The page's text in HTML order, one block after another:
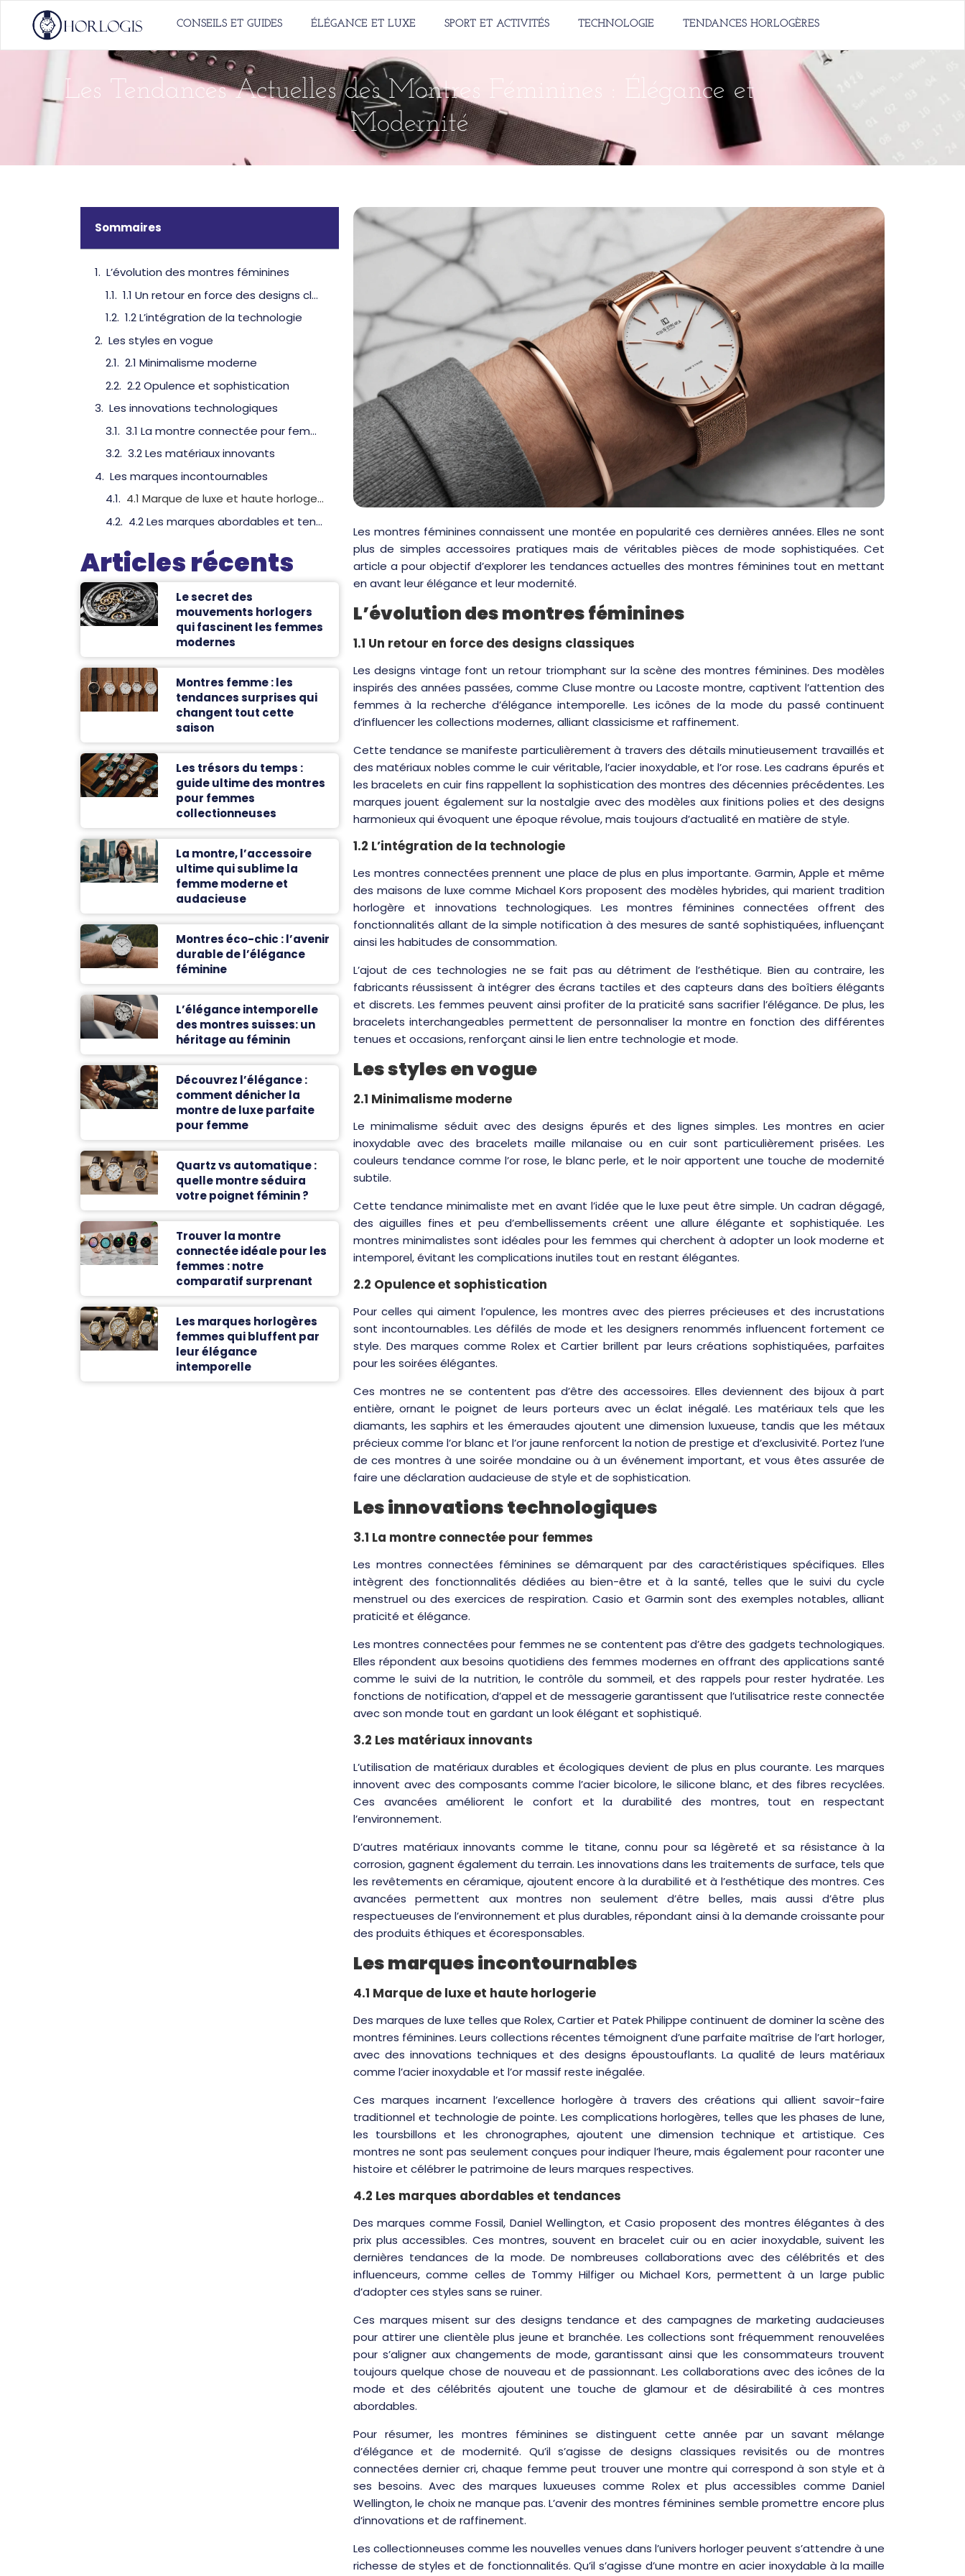
CONSEILS ET GUIDES ÉLÉGANCE ET LUXE SPORT ET ACTIVITÉS TECHNOLOGIE TENDANCES HORLOGÈRES
Les Tendances Actuelles des Montres Féminines : Élégance et
Modernité
Sommaires
L’évolution des montres féminines
1.1 Un retour en force des designs classiques
1.2 L’intégration de la technologie
Les styles en vogue
2.1 Minimalisme moderne
2.2 Opulence et sophistication
Les innovations technologiques
3.1 La montre connectée pour femmes
3.2 Les matériaux innovants
Les marques incontournables
4.1 Marque de luxe et haute horlogerie
4.2 Les marques abordables et tendances
Articles récents
Le secret des
mouvements horlogers
qui fascinent les femmes
modernes
Montres femme : les
tendances surprises qui
changent tout cette
saison
Les trésors du temps :
guide ultime des montres
pour femmes
collectionneuses
La montre, l’accessoire
ultime qui sublime la
femme moderne et
audacieuse
Montres éco-chic : l’avenir
durable de l’élégance
féminine
L’élégance intemporelle
des montres suisses: un
héritage au féminin
Découvrez l’élégance :
comment dénicher la
montre de luxe parfaite
pour femme
Quartz vs automatique :
quelle montre séduira
votre poignet féminin ?
Trouver la montre
connectée idéale pour les
femmes : notre
comparatif surprenant
Les marques horlogères
femmes qui bluffent par
leur élégance
intemporelle
Les montres féminines connaissent une montée en popularité ces dernières années. Elles ne sont
plus de simples accessoires pratiques mais de véritables pièces de mode sophistiquées. Cet
article a pour objectif d’explorer les tendances actuelles des montres féminines tout en mettant
en avant leur élégance et leur modernité.
L’évolution des montres féminines
1.1 Un retour en force des designs classiques
Les designs vintage font un retour triomphant sur la scène des montres féminines. Des modèles
inspirés des années passées, comme Cluse montre ou Lacoste montre, captivent l’attention des
femmes à la recherche d’élégance intemporelle. Les icônes de la mode du passé continuent
d’influencer les collections modernes, alliant classicisme et raffinement.
Cette tendance se manifeste particulièrement à travers des détails minutieusement travaillés et
des matériaux nobles comme le cuir véritable, l’acier inoxydable, et l’or rose. Les cadrans épurés et
les bracelets en cuir fins rappellent la sophistication des montres des décennies précédentes. Les
marques jouent également sur la nostalgie avec des modèles aux finitions polies et des designs
harmonieux qui évoquent une époque révolue, mais toujours d’actualité en matière de style.
1.2 L’intégration de la technologie
Les montres connectées prennent une place de plus en plus importante. Garmin, Apple et même
des maisons de luxe comme Michael Kors proposent des modèles hybrides, qui marient tradition
horlogère et innovations technologiques. Les montres féminines connectées offrent des
fonctionnalités allant de la simple notification à des mesures de santé sophistiquées, influençant
ainsi les habitudes de consommation.
L’ajout de ces technologies ne se fait pas au détriment de l’esthétique. Bien au contraire, les
fabricants réussissent à intégrer des écrans tactiles et des capteurs dans des boîtiers élégants
et discrets. Les femmes peuvent ainsi profiter de la praticité sans sacrifier l’élégance. De plus, les
bracelets interchangeables permettent de personnaliser la montre en fonction des différentes
tenues et occasions, renforçant ainsi le lien entre technologie et mode.
Les styles en vogue
2.1 Minimalisme moderne
Le minimalisme séduit avec des designs épurés et des lignes simples. Les montres en acier
inoxydable avec des bracelets maille milanaise ou en cuir sont particulièrement prisées. Les
couleurs tendance comme l’or rose, le blanc perle, et le noir apportent une touche de modernité
subtile.
Cette tendance minimaliste met en avant l’idée que le luxe peut être simple. Un cadran dégagé,
des aiguilles fines et peu d’embellissements créent une allure élégante et sophistiquée. Les
montres minimalistes sont idéales pour les femmes qui cherchent à adopter un look moderne et
intemporel, évitant les complications inutiles tout en restant élégantes.
2.2 Opulence et sophistication
Pour celles qui aiment l’opulence, les montres avec des pierres précieuses et des incrustations
sont incontournables. Les défilés de mode et les designers renommés influencent fortement ce
style. Des marques comme Rolex et Cartier brillent par leurs créations sophistiquées, parfaites
pour les soirées élégantes.
Ces montres ne se contentent pas d’être des accessoires. Elles deviennent des bijoux à part
entière, ornant le poignet de leurs porteurs avec un éclat inégalé. Les matériaux tels que les
diamants, les saphirs et les émeraudes ajoutent une dimension luxueuse, tandis que les métaux
précieux comme l’or blanc et l’or jaune renforcent la notion de prestige et d’exclusivité. Portez l’une
de ces montres à une soirée mondaine ou à un événement important, et vous êtes assurée de
faire une déclaration audacieuse de style et de sophistication.
Les innovations technologiques
3.1 La montre connectée pour femmes
Les montres connectées féminines se démarquent par des caractéristiques spécifiques. Elles
intègrent des fonctionnalités dédiées au bien-être et à la santé, telles que le suivi du cycle
menstruel ou des exercices de respiration. Casio et Garmin sont des exemples notables, alliant
praticité et élégance.
Les montres connectées pour femmes ne se contentent pas d’être des gadgets technologiques.
Elles répondent aux besoins quotidiens des femmes modernes en offrant des applications santé
comme le suivi de la nutrition, le contrôle du sommeil, et des rappels pour rester hydratée. Les
fonctions de notification, d’appel et de messagerie garantissent que l’utilisatrice reste connectée
avec son monde tout en gardant un look élégant et sophistiqué.
3.2 Les matériaux innovants
L’utilisation de matériaux durables et écologiques devient de plus en plus courante. Les marques
innovent avec des composants comme l’acier bicolore, le silicone blanc, et des fibres recyclées.
Ces avancées améliorent le confort et la durabilité des montres, tout en respectant
l’environnement.
D’autres matériaux innovants comme le titane, connu pour sa légèreté et sa résistance à la
corrosion, gagnent également du terrain. Les innovations dans les traitements de surface, tels que
les revêtements en céramique, ajoutent encore à la durabilité et à l’esthétique des montres. Ces
avancées permettent aux montres non seulement d’être belles, mais aussi d’être plus
respectueuses de l’environnement et plus durables, répondant ainsi à la demande croissante pour
des produits éthiques et écoresponsables.
Les marques incontournables
4.1 Marque de luxe et haute horlogerie
Des marques de luxe telles que Rolex, Cartier et Patek Philippe continuent de dominer la scène des
montres féminines. Leurs collections récentes témoignent d’une parfaite maîtrise de l’art horloger,
avec des innovations techniques et des designs époustouflants. La qualité de leurs matériaux
comme l’acier inoxydable et l’or massif reste inégalée.
Ces marques incarnent l’excellence horlogère à travers des créations qui allient savoir-faire
traditionnel et technologie de pointe. Les complications horlogères, telles que les phases de lune,
les toursbillons et les chronographes, ajoutent une dimension technique et artistique. Ces
montres ne sont pas seulement conçues pour indiquer l’heure, mais également pour raconter une
histoire et célébrer le patrimoine de leurs marques respectives.
4.2 Les marques abordables et tendances
Des marques comme Fossil, Daniel Wellington, et Casio proposent des montres élégantes à des
prix plus accessibles. Ces montres, souvent en bracelet cuir ou en acier inoxydable, suivent les
dernières tendances de la mode. De nombreuses collaborations avec des célébrités et des
influenceurs, comme celles de Tommy Hilfiger ou Michael Kors, permettent à un large public
d’adopter ces styles sans se ruiner.
Ces marques misent sur des designs tendance et des campagnes de marketing audacieuses
pour attirer une clientèle plus jeune et branchée. Les collections sont fréquemment renouvelées
pour s’aligner aux changements de mode, garantissant ainsi que les consommateurs trouvent
toujours quelque chose de nouveau et de passionnant. Les collaborations avec des icônes de la
mode et des célébrités ajoutent une touche de glamour et de désirabilité à ces montres
abordables.
Pour résumer, les montres féminines se distinguent cette année par un savant mélange
d’élégance et de modernité. Qu’il s’agisse de designs classiques revisités ou de montres
connectées dernier cri, chaque femme peut trouver une montre qui correspond à son style et à
ses besoins. Avec des marques luxueuses comme Rolex et plus accessibles comme Daniel
Wellington, le choix ne manque pas. L’avenir des montres féminines semble promettre encore plus
d’innovations et de raffinement.
Les collectionneuses comme les nouvelles venues dans l’univers horloger peuvent s’attendre à une
richesse de styles et de fonctionnalités. Qu’il s’agisse d’une montre en acier inoxydable à la maille